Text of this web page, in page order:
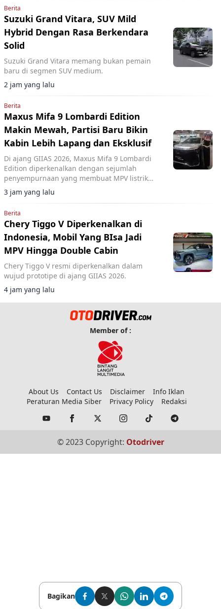
Berita
Suzuki Grand Vitara, SUV Mild
Hybrid Dengan Rasa Berkendara
Solid
Suzuki Grand Vitara memang bukan pemain
baru di segmen SUV medium.
2 jam yang lalu
Berita
Maxus Mifa 9 Lombardi Edition
Makin Mewah, Partisi Baru Bikin
Kabin Lebih Lapang dan Eksklusif
Di ajang GIIAS 2026, Maxus Mifa 9 Lombardi
Edition diperkenalkan dengan sejumlah
penyempurnaan yang membuat MPV listrik
premium ini terasa semakin eksklusif.
3 jam yang lalu
Berita
Chery Tiggo V Diperkenalkan di
Indonesia, Mobil Yang BIsa Jadi
MPV Hingga Double Cabin
Chery Tiggo V resmi diperkenalkan dalam
wujud prototipe di ajang GIIAS 2026.
4 jam yang lalu
Bagikan
Member of :
About Us Contact Us Disclaimer
Info Iklan
Peraturan Media Siber
Privacy Policy Redaksi
© 2023 Copyright: Otodriver